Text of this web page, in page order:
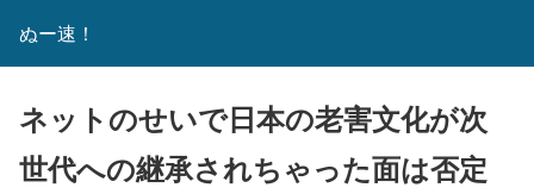
ぬー速！
ネットのせいで日本の老害文化が次
世代への継承されちゃった面は否定